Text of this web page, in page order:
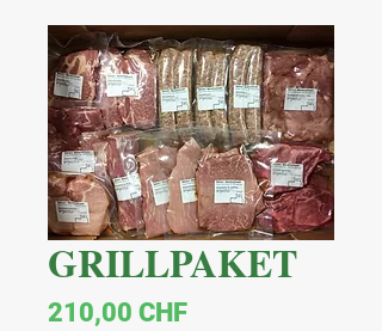
GRILLPAKET
210,00 CHFPreis